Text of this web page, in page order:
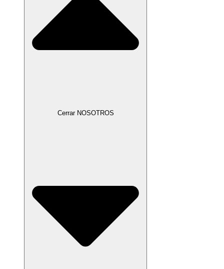
Cerrar NOSOTROS